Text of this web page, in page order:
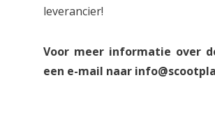
leverancier!
Voor meer informatie over
een e-mail naar